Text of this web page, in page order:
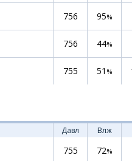
756 95%
756 44%
755 51 %
Давл Влж
755 72%